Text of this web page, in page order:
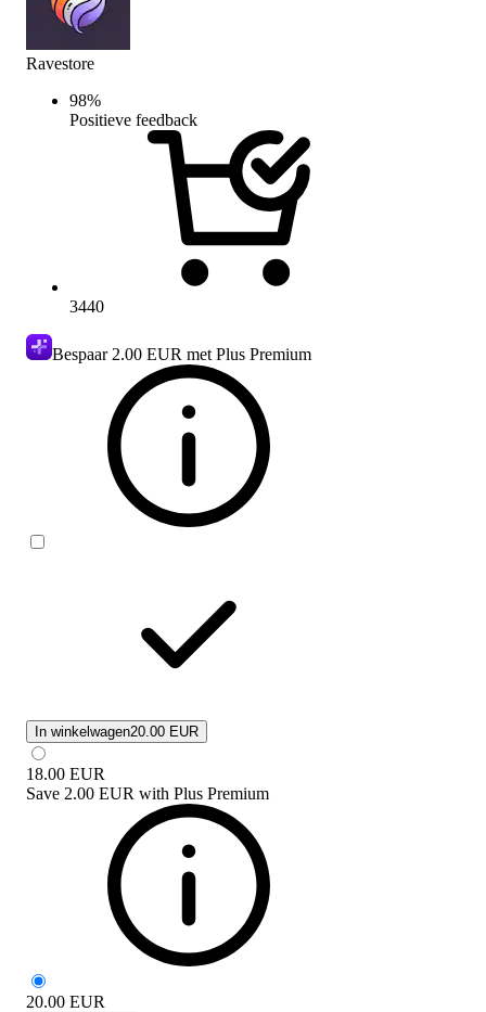
Ravestore
98%
Positieve feedback
3440
Bespaar 2.00 EUR met Plus Premium
In winkelwagen20.00 EUR
18.00 EUR
Save 2.00 EUR with Plus Premium
20.00 EUR